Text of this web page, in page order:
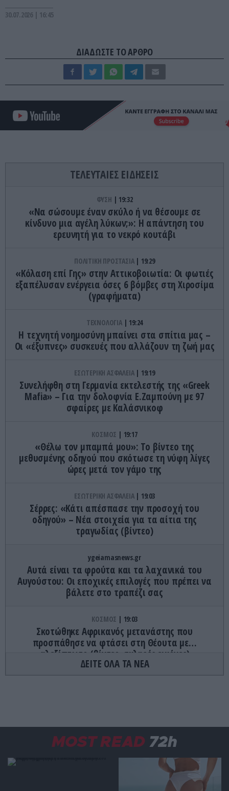
30.07.2026 | 16:45
ΔΙΑΔΩΣΤΕ ΤΟ ΑΡΘΡΟ
ΤΕΛΕΥΤΑΙΕΣ ΕΙΔΗΣΕΙΣ
ΦΥΣΗ 19:32
«Να σώσουμε έναν σκύλο ή να θέσουμε σε
κίνδυνο μια αγέλη λύκων;»: Η απάντηση του
ερευνητή για το νεκρό κουτάβι
ΠΟΛΙΤΙΚΗ ΠΡΟΣΤΑΣΙΑ 19:29
«Κόλαση επί Γης» στην Αττικοβοιωτία: Οι φωτιές
εξαπέλυσαν ενέργεια όσες 6 βόμβες στη Χιροσίμα
(γραφήματα)
ΤΕΧΝΟΛΟΓΙΑ 19:24
Η τεχνητή νοημοσύνη μπαίνει στα σπίτια μας –
Οι «έξυπνες» συσκευές που αλλάζουν τη ζωή μας
ΕΣΩΤΕΡΙΚΗ ΑΣΦΑΛΕΙΑ 19:19
Συνελήφθη στη Γερμανία εκτελεστής της «Greek
Mafia» – Για την δολοφνία Ε.Ζαμπούνη με 97
σφαίρες με Καλάσνικοφ
ΚΟΣΜΟΣ 19:17
«Θέλω τον μπαμπά μου»: Το βίντεο της
μεθυσμένης οδηγού που σκότωσε τη νύφη λίγες
ώρες μετά τον γάμο της
ΕΣΩΤΕΡΙΚΗ ΑΣΦΑΛΕΙΑ 19:03
Σέρρες: «Κάτι απέσπασε την προσοχή του
οδηγού» – Νέα στοιχεία για τα αίτια της
τραγωδίας (βίντεο)
ygeiamasnews.gr
Αυτά είναι τα φρούτα και τα λαχανικά του
Αυγούστου: Οι εποχικές επιλογές που πρέπει να
βάλετε στο τραπέζι σας
ΚΟΣΜΟΣ 19:03
Σκοτώθηκε Αφρικανός μετανάστης που
προσπάθησε να φτάσει στη Θέουτα με…
αλεξίπτωτο (βίντεο-σκληρές εικόνες)
Νέα απάτη με «μαϊμού» email από τον e-ΕΦΚΑ –
Πώς κλέβουν προσωπικά στοιχεία
ΔΕΙΤΕ ΟΛΑ ΤΑ ΝΕΑ
MOST READ 72h